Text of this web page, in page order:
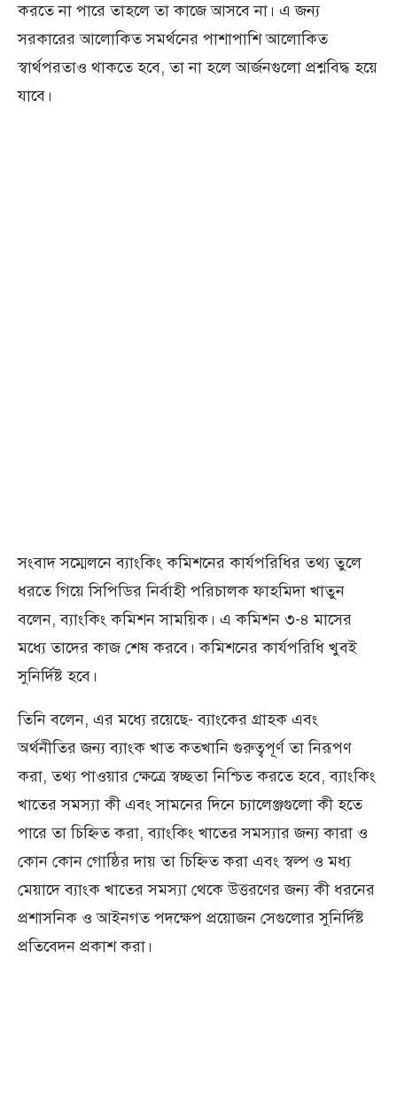
করতে না পারে তাহলে তা কাজে আসবে না। এ জন্য
সরকারের আলোকিত সমর্থনের পাশাপাশি আলোকিত
স্বার্থপরতাও থাকতে হবে, তা না হলে আর্জনগুলো প্রশ্নবিদ্ধ হয়ে
যাবে।
সংবাদ সম্মেলনে ব্যাংকিং কমিশনের কার্যপরিধির তথ্য তুলে
ধরতে গিয়ে সিপিডির নির্বাহী পরিচালক ফাহমিদা খাতুন
বলেন, ব্যাংকিং কমিশন সাময়িক। এ কমিশন ৩-৪ মাসের
মধ্যে তাদের কাজ শেষ করবে। কমিশনের কার্যপরিধি খুবই
সুনির্দিষ্ট হবে।
তিনি বলেন, এর মধ্যে রয়েছে- ব্যাংকের গ্রাহক এবং
অর্থনীতির জন্য ব্যাংক খাত কতখানি গুরুত্বপূর্ণ তা নিরূপণ
করা, তথ্য পাওয়ার ক্ষেত্রে স্বচ্ছতা নিশ্চিত করতে হবে, ব্যাংকিং
খাতের সমস্যা কী এবং সামনের দিনে চ্যালেঞ্জগুলো কী হতে
পারে তা চিহ্নিত করা, ব্যাংকিং খাতের সমস্যার জন্য কারা ও
কোন কোন গোষ্ঠির দায় তা চিহ্নিত করা এবং স্বল্প ও মধ্য
মেয়াদে ব্যাংক খাতের সমস্যা থেকে উত্তরণের জন্য কী ধরনের
প্রশাসনিক ও আইনগত পদক্ষেপ প্রয়োজন সেগুলোর সুনির্দিষ্ট
প্রতিবেদন প্রকাশ করা।